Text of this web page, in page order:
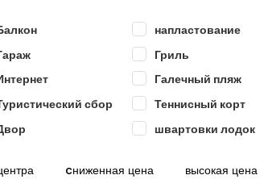
напластование
Гриль
Галечный пляж
сбор Теннисный корт
швартовки лодок
cниженная цена высокая цена